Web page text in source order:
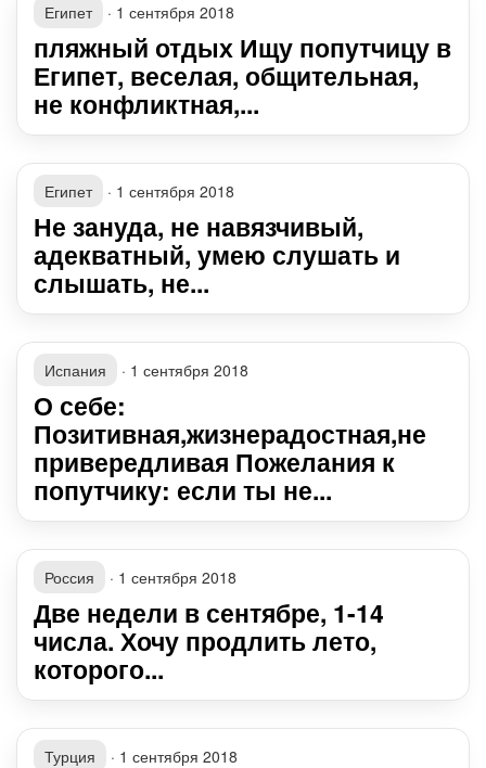
Египет · 1 сентября 2018
пляжный отдых Ищу попутчицу в
Египет, веселая, общительная,
не конфликтная,...
Египет · 1 сентября 2018
Не зануда, не навязчивый,
адекватный, умею слушать и
слышать, не...
Испания · 1 сентября 2018
О себе:
Позитивная,жизнерадостная,не
привередливая Пожелания к
попутчику: если ты не...
Россия · 1 сентября 2018
Две недели в сентябре, 1-14
числа. Хочу продлить лето,
которого...
Турция · 1 сентября 2018